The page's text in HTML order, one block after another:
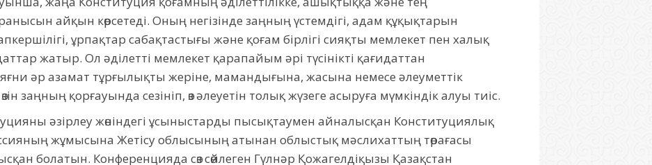
айқын көрсетеді. Оның негізінде заңның үстемдігі, адам құқықтарын
ұрпақтар сабақтастығы және қоғам бірлігі сияқты мемлекет пен халық
жатыр. Ол әділетті мемлекет қарапайым әрі түсінікті қағидаттан
яғни әр азамат тұрғылықты жеріне, мамандығына, жасына немесе әлеуметтік
заңның қорғауында сезініп, өз әлеуетін толық жүзеге асыруға мүмкіндік алуы тиіс.
әзірлеу жөніндегі ұсыныстарды пысықтаумен айналысқан Конституциялық
жұмысына Жетісу облысының атынан облыстық мәслихаттың төрағасы
болатын. Конференцияда сөз сөйлеген Гүлнәр Қожагелдіқызы Қазақстан